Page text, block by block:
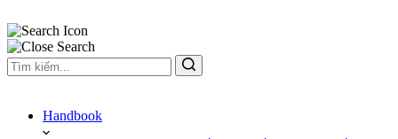
Handbook